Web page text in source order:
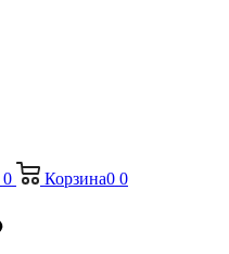
0 Корзина0 0